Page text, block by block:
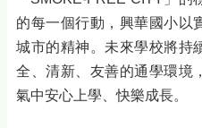
的每一個行動，興華國小以
城市的精神。未來學校將持
全、清新、友善的通學環境
氣中安心上學、快樂成長。